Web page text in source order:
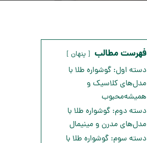
فهرست مطالب پنهان
دسته اول: گوشواره طلا با
مدل‌های کلاسیک و
همیشه‌محبوب
دسته دوم: گوشواره طلا با
مدل‌های مدرن و مینیمال
دسته سوم: گوشواره طلا با